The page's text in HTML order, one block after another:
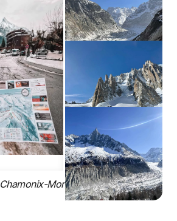
Chamonix-Mont-Blanc